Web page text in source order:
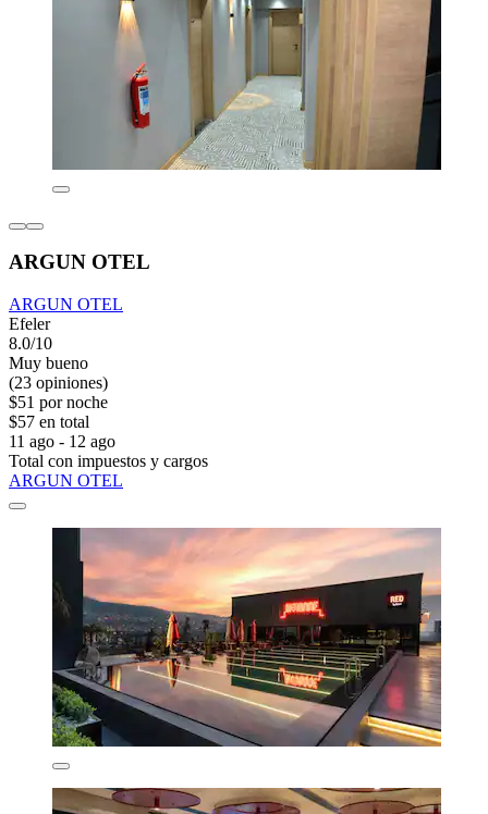
ARGUN OTEL
ARGUN OTEL
Efeler
8.0/10
Muy bueno
(23 opiniones)
$51 por noche
$57 en total
11 ago - 12 ago
Total con impuestos y cargos
ARGUN OTEL